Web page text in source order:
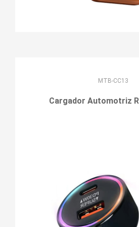
MTB-CC13
Cargador Automotriz